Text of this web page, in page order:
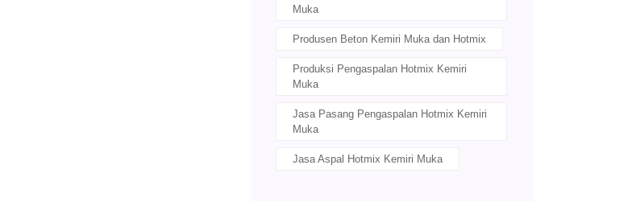
Muka
Produsen Beton Kemiri Muka dan Hotmix
Produksi Pengaspalan Hotmix Kemiri
Muka
Jasa Pasang Pengaspalan Hotmix Kemiri
Muka
Jasa Aspal Hotmix Kemiri Muka